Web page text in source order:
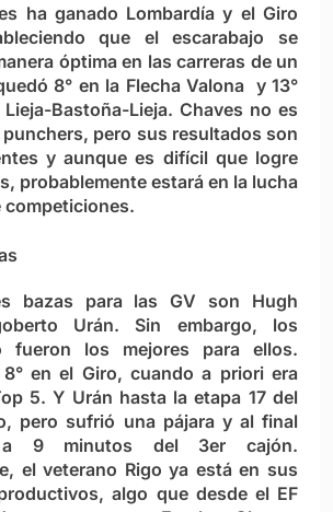
ha ganado Lombardía y el Giro
que el escarabajo se
óptima en las carreras de un
8° en la Flecha Valona y 13°
Bastoña-Lieja. Chaves no es
pero sus resultados son
y aunque es difícil que logre
probablemente estará en la lucha
competiciones.
bazas para las GV son Hugh
Urán. Sin embargo, los
fueron los mejores para ellos.
en el Giro, cuando a priori era
5. Y Urán hasta la etapa 17 del
pero sufrió una pájara y al final
a 9 minutos del 3er cajón.
el veterano Rigo ya está en sus
algo que desde el EF